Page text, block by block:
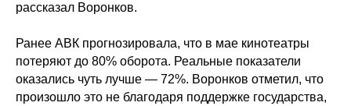
рассказал Воронков.
Ранее АВК прогнозировала, что в мае кинотеатры
потеряют до 80% оборота. Реальные показатели
оказались чуть лучше — 72%. Воронков отметил, что
произошло это не благодаря поддержке государства,